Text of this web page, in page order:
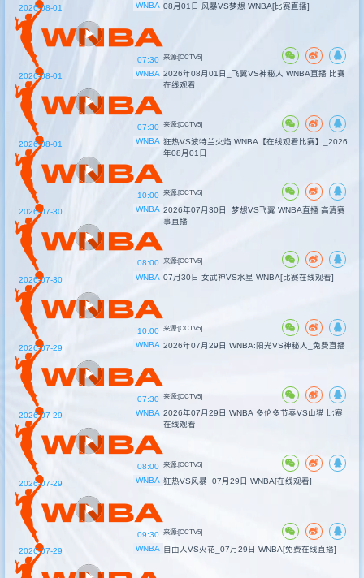
WNBA
07:30
2026-08-01 08月01日 风暴VS梦想 WNBA[比赛直播]
来源:[CCTV5]
WNBA
07:30
2026-08-01
2026年08月01日_飞翼VS神秘人 WNBA直播 比赛
在线观看
来源:[CCTV5]
WNBA
10:00
2026-08-01
狂热VS波特兰火焰 WNBA【在线观看比赛】_2026
年08月01日
来源:[CCTV5]
WNBA
08:00
2026-07-30
2026年07月30日_梦想VS飞翼 WNBA直播 高清赛
事直播
来源:[CCTV5]
WNBA
10:00
2026-07-30 07月30日 女武神VS水星 WNBA[比赛在线观看]
来源:[CCTV5]
WNBA
07:30
2026-07-29 2026年07月29日 WNBA:阳光VS神秘人_免费直播
来源:[CCTV5]
WNBA
08:00
2026-07-29
2026年07月29日 WNBA 多伦多节奏VS山猫 比赛
在线观看
来源:[CCTV5]
WNBA
09:30
2026-07-29 狂热VS风暴_07月29日 WNBA[在线观看]
来源:[CCTV5]
WNBA
2026-07-29 自由人VS火花_07月29日 WNBA[免费在线直播]